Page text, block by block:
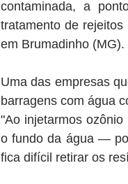
contaminada, a
tratamento de
em Brumadinho (MG).
Uma das empresas
barragens com água
"Ao injetarmos
o fundo da água —
fica difícil retirar os